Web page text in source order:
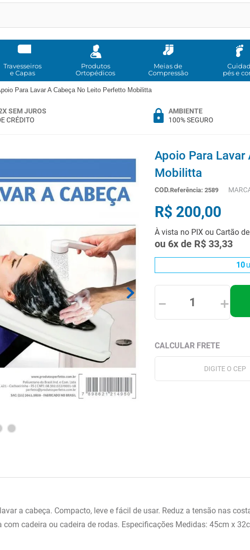
Travesseiros
e Capas
Produtos
Ortopédicos
Meias de
Compressão
pés e
Para Lavar A Cabeça No Leito Perfetto Mobilitta
SEM JUROS
CRÉDITO
AMBIENTE
100% SEGURO
Apoio Para
Mobilitta
Referência:2589
R$ 200,00
À vista no PIX ou Cartão
ou 6x de R$ 33,33
10
＋
－
a cabeça. Compacto, leve e fácil de usar. Reduz a tensão nas
cadeira ou cadeira de rodas. Especificações Medidas: 45cm x
MAIS BUSCADOS
compressao
rodas
higienica